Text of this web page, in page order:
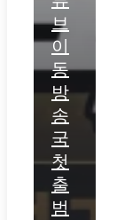
브
이
동
방
송
국
첫
출
범